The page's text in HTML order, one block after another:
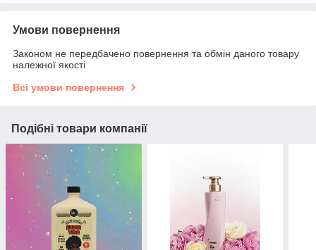
Умови повернення
Законом не передбачено повернення та обмін даного товару
належної якості
Всі умови повернення
Подібні товари компанії